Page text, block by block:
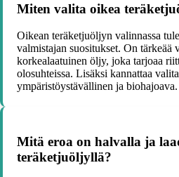
Miten valita oikea
Oikean teräketjuöljyn valinnassa
valmistajan suositukset. On tärkeää
korkealaatuinen öljy, joka tarjoaa
olosuhteissa. Lisäksi kannattaa
ympäristöystävällinen ja biohajoava.
Mitä eroa on halvalla ja
teräketjuöljyllä?